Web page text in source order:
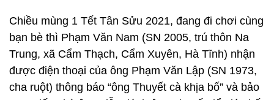
Chiều mùng 1 Tết Tân Sửu 2021, đang đi chơi cùng
bạn bè thì Phạm Văn Nam (SN 2005, trú thôn Na
Trung, xã Cẩm Thạch, Cẩm Xuyên, Hà Tĩnh) nhận
được điện thoại của ông Phạm Văn Lập (SN 1973,
cha ruột) thông báo “ông Thuyết cà khịa bố” và bảo